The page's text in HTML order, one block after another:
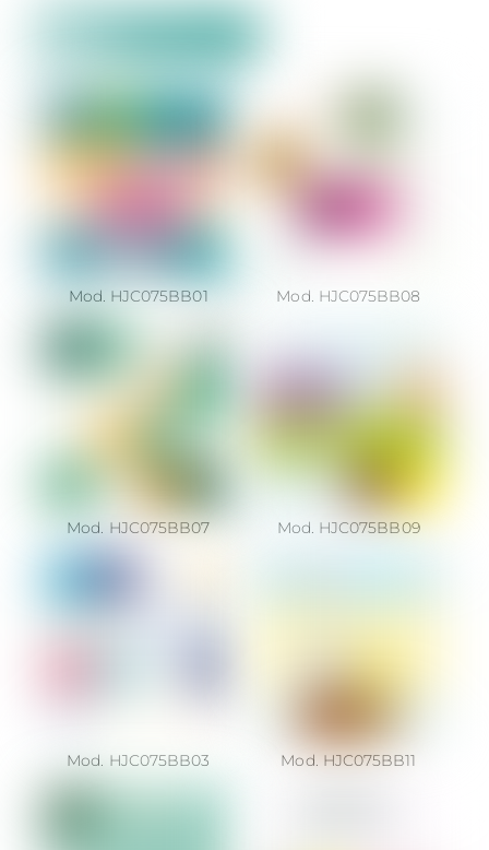
Mod. HJC075BB01 Mod. HJC075BB08
Mod. HJC075BB07 Mod. HJC075BB09
Mod. HJC075BB03 Mod. HJC075BB11